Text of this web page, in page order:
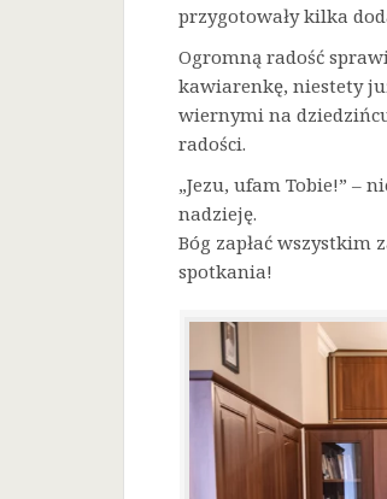
przygotowały kilka
Ogromną radość
kawiarenkę, niestety
wiernymi na
radości.
„Jezu, ufam Tobie!” –
nadzieję.
Bóg zapłać wszystkim
spotkania!